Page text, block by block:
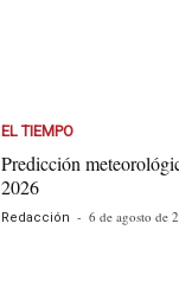
EL TIEMPO
Predicción
2026
Redacción - 6 de agosto de